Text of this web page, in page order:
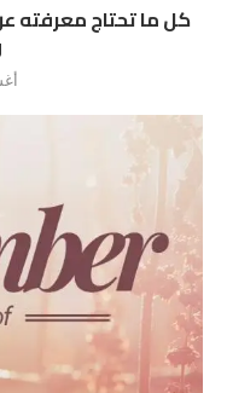
كل ما تحتاج معرفته